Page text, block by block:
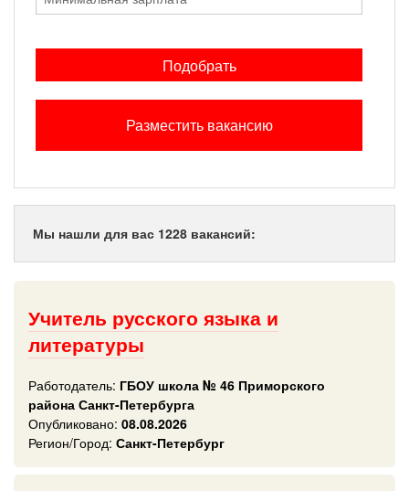
Подобрать
Разместить вакансию
Мы нашли для вас 1228 вакансий:
Учитель русского языка и
литературы
Работодатель: ГБОУ школа № 46 Приморского
района Санкт-Петербурга
Опубликовано: 08.08.2026
Регион/Город: Санкт-Петербург